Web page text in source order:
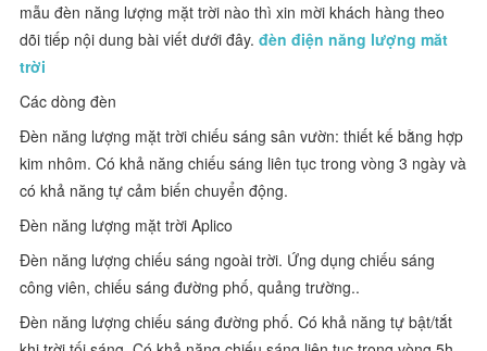
mẫu đèn năng lượng mặt trời nào thì xin mời khách hàng theo
dõi tiếp nội dung bài viết dưới đây.đèn điện năng lượng măt
trời
Các dòng đèn
Đèn năng lượng mặt trời chiếu sáng sân vườn: thiết kế bằng hợp
kim nhôm. Có khả năng chiếu sáng liên tục trong vòng 3 ngày và
có khả năng tự cảm biến chuyển động.
Đèn năng lượng mặt trời Aplico
Đèn năng lượng chiếu sáng ngoài trời. Ứng dụng chiếu sáng
công viên, chiếu sáng đường phố, quảng trường..
Đèn năng lượng chiếu sáng đường phố. Có khả năng tự bật/tắt